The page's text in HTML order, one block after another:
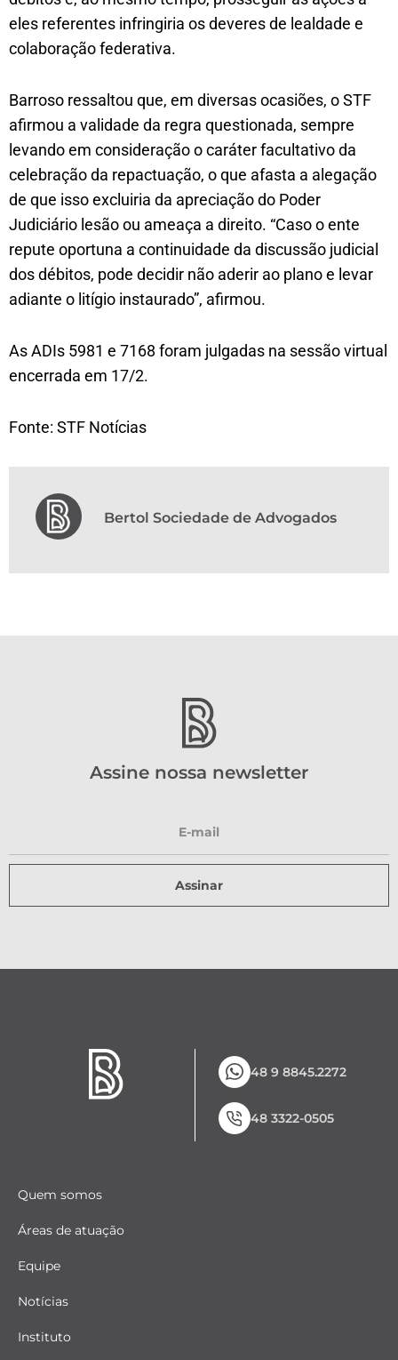
eles referentes infringiria os deveres de lealdade e
colaboração federativa.
Barroso ressaltou que, em diversas ocasiões, o STF
afirmou a validade da regra questionada, sempre
levando em consideração o caráter facultativo da
celebração da repactuação, o que afasta a alegação
de que isso excluiria da apreciação do Poder
Judiciário lesão ou ameaça a direito. “Caso o ente
repute oportuna a continuidade da discussão judicial
dos débitos, pode decidir não aderir ao plano e levar
adiante o litígio instaurado”, afirmou.
As ADIs 5981 e 7168 foram julgadas na sessão virtual
encerrada em 17/2.
Fonte: STF Notícias
Bertol Sociedade de Advogados
Assine nossa newsletter
Assinar
48 9 8845.2272
48 3322-0505
Quem somos
Áreas de atuação
Equipe
Notícias
Instituto